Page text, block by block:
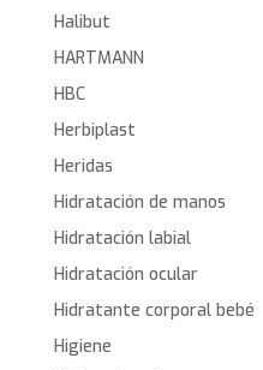
Halibut
HARTMANN
HBC
Herbiplast
Heridas
Hidratación de manos
Hidratación labial
Hidratación ocular
Hidratante corporal bebé
Higiene